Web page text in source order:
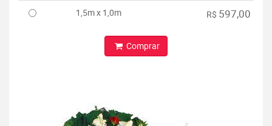
1,5m x 1,0m R$ 597,00
Comprar